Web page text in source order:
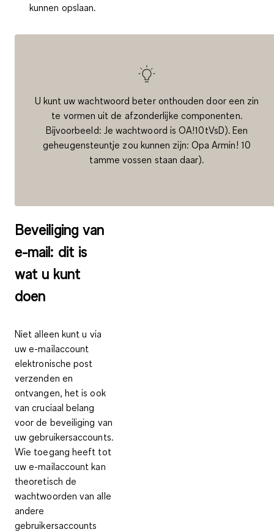
kunnen opslaan.
U kunt uw wachtwoord beter onthouden door een zin
te vormen uit de afzonderlijke componenten.
Bijvoorbeeld: Je wachtwoord is OA!10tVsD). Een
geheugensteuntje zou kunnen zijn: Opa Armin! 10
tamme vossen staan daar).
Beveiliging van
e-mail: dit is
wat u kunt
doen
Niet alleen kunt u via
uw e-mailaccount
elektronische post
verzenden en
ontvangen, het is ook
van cruciaal belang
voor de beveiliging van
uw gebruikersaccounts.
Wie toegang heeft tot
uw e-mailaccount kan
theoretisch de
wachtwoorden van alle
andere
gebruikersaccounts